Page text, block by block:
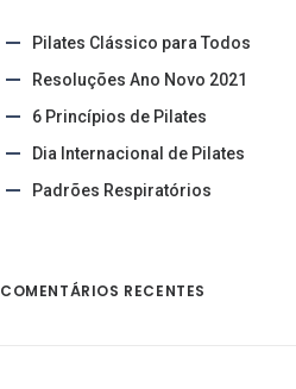
Pilates Clássico para Todos
Resoluções Ano Novo 2021
6 Princípios de Pilates
Dia Internacional de Pilates
Padrões Respiratórios
COMENTÁRIOS RECENTES